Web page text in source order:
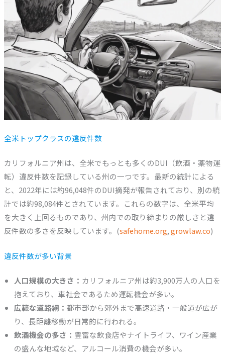
全米トップクラスの違反件数
カリフォルニア州は、全米でもっとも多くのDUI（飲酒・薬物運
転）違反件数を記録している州の一つです。最新の統計による
と、2022年には約96,048件のDUI摘発が報告されており、別の統
計では約98,084件とされています。これらの数字は、全米平均
を大きく上回るものであり、州内での取り締まりの厳しさと違
反件数の多さを反映しています。(safehome.org,growlaw.co)
違反件数が多い背景
人口規模の大きさ： カリフォルニア州は約3,900万人の人口を
抱えており、車社会であるため運転機会が多い。
広範な道路網： 都市部から郊外まで高速道路・一般道が広が
り、長距離移動が日常的に行われる。
飲酒機会の多さ： 豊富な飲食店やナイトライフ、ワイン産業
の盛んな地域など、アルコール消費の機会が多い。